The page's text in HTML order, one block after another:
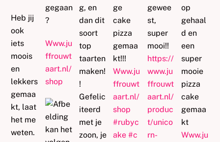
Heb jij
ook
iets
moois
en
lekkers
gemaa
kt, laat
het me
weten.
gegaan
?
Www.ju
ffrouwt
aart.nl/
shop
g, en
dan dit
soort
top
taarten
maken!
!
Gefelic
iteerd
met je
zoon, je
ge
cake
pizza
gemaa
kt!!!
Www.ju
ffrouwt
aart.nl/
shop
#rubyc
ake #c
gewee
st,
super
mooi!!
https://
www.ju
ffrouwt
aart.nl/
produc
t/unico
rn-
op
gehaal
d en
een
super
mooie
pizza
cake
gemaa
kt
Www.ju